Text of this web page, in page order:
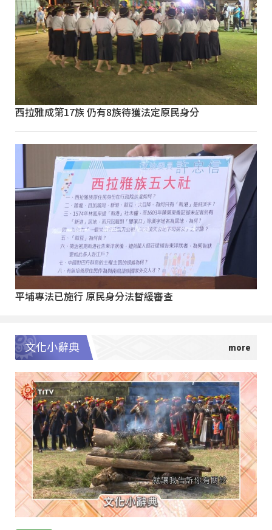
西拉雅成第17族 仍有8族待獲法定原民身分
平埔專法已施行 原民身分法暫緩審查
文化小辭典